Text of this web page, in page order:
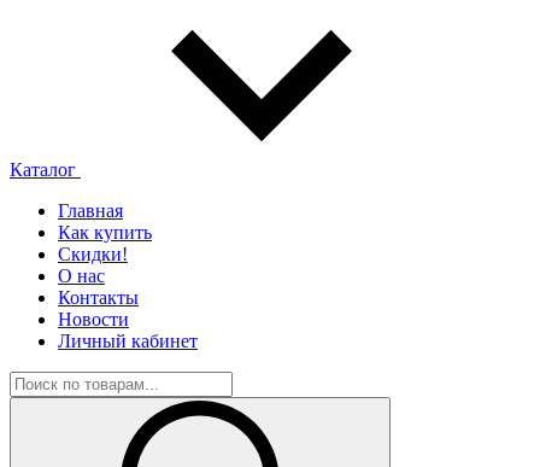
Каталог
Главная
Как купить
Скидки!
О нас
Контакты
Новости
Личный кабинет